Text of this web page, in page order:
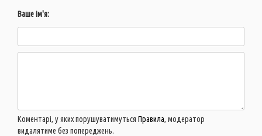
Ваше ім'я:
Коментарі, у яких порушуватимуться Правила, модератор
видалятиме без попереджень.